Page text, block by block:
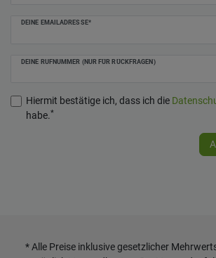
DEINE EMAILADRESSE*
DEINE RUFNUMMER (NUR FÜR RÜCKFRAGEN)
Hiermit bestätige ich, dass ich die
habe.*
* Alle Preise inklusive gesetzlicher